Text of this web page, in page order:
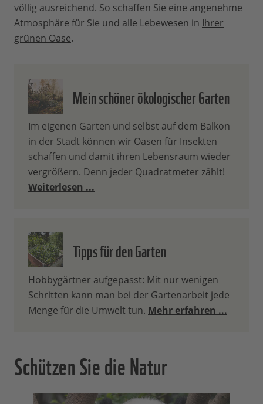
völlig ausreichend. So schaffen Sie eine angenehme
Atmosphäre für Sie und alle Lebewesen in Ihrer
grünen Oase.
Mein schöner ökologischer Garten
Im eigenen Garten und selbst auf dem Balkon
in der Stadt können wir Oasen für Insekten
schaffen und damit ihren Lebensraum wieder
vergrößern. Denn jeder Quadratmeter zählt!
Weiterlesen ...
Tipps für den Garten
Hobbygärtner aufgepasst: Mit nur wenigen
Schritten kann man bei der Gartenarbeit jede
Menge für die Umwelt tun. Mehr erfahren ...
Schützen Sie die Natur